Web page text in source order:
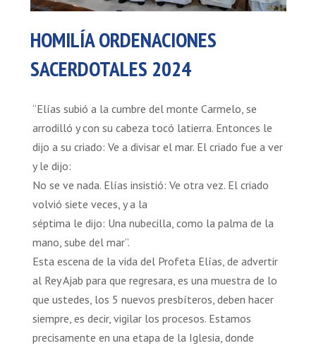
HOMILÍA ORDENACIONES
SACERDOTALES 2024
“Elías subió a la cumbre del monte Carmelo, se
arrodilló y con su cabeza tocó latierra. Entonces le
dijo a su criado: Ve a divisar el mar. El criado fue a ver
y le dijo:
No se ve nada. Elías insistió: Ve otra vez. El criado
volvió siete veces, y a la
séptima le dijo: Una nubecilla, como la palma de la
mano, sube del mar”.
Esta escena de la vida del Profeta Elías, de advertir
al Rey Ajab para que regresara, es una muestra de lo
que ustedes, los 5 nuevos presbíteros, deben hacer
siempre, es decir, vigilar los procesos. Estamos
precisamente en una etapa de la Iglesia, donde